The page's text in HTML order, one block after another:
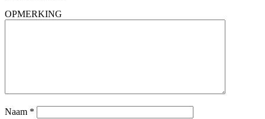
OPMERKING
Naam *